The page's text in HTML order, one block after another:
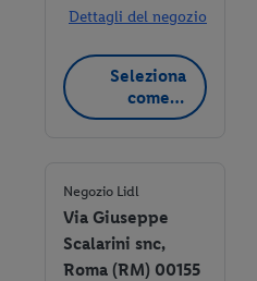
Dettagli del negozio
Seleziona
come
negozio
Negozio Lidl
Via Giuseppe
Scalarini snc,
Roma (RM) 00155